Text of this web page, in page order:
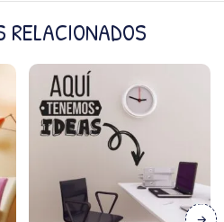
RELACIONADOS